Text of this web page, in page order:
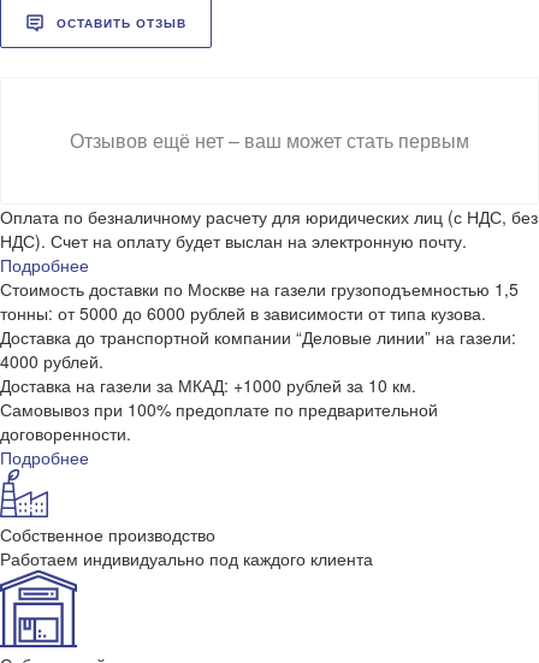
ОСТАВИТЬ ОТЗЫВ
Отзывов ещё нет – ваш может стать первым
Оплата по безналичному расчету для юридических лиц (с НДС, без
НДС). Счет на оплату будет выслан на электронную почту.
Подробнее
Стоимость доставки по Москве на газели грузоподъемностью 1,5
тонны: от 5000 до 6000 рублей в зависимости от типа кузова.
Доставка до транспортной компании “Деловые линии” на газели:
4000 рублей.
Доставка на газели за МКАД: +1000 рублей за 10 км.
Самовывоз при 100% предоплате по предварительной
договоренности.
Подробнее
Собственное производство
Работаем индивидуально под каждого клиента